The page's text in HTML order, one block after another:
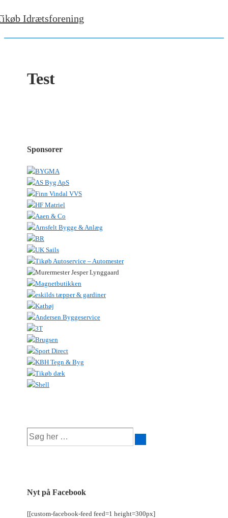
Idrætsforening
Test
Sponsorer
Søg
Nyt på Facebook
[[custom-facebook-feed feed=1 height=300px]